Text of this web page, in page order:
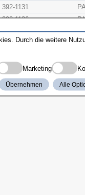
392-1131
392-1136
399-3876
500-9072
399-3877
389-2181
065-4280
Durch die weitere
Marketing
Übernehmen Alle